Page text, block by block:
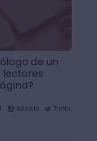
de un
lectores
Articulo 7 min.